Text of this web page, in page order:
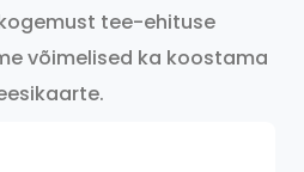
tee-ehituse
võimelised ka koostama